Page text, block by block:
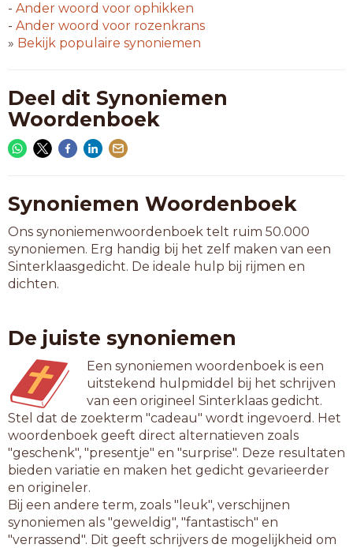
- Ander woord voor ophikken
- Ander woord voor rozenkrans
» Bekijk populaire synoniemen
Deel dit Synoniemen
Woordenboek
Synoniemen Woordenboek
Ons synoniemenwoordenboek telt ruim 50.000
synoniemen. Erg handig bij het zelf maken van een
Sinterklaasgedicht. De ideale hulp bij rijmen en
dichten.
De juiste synoniemen
Een synoniemen woordenboek is een
uitstekend hulpmiddel bij het schrijven
van een origineel Sinterklaas gedicht.
Stel dat de zoekterm "cadeau" wordt ingevoerd. Het
woordenboek geeft direct alternatieven zoals
"geschenk", "presentje" en "surprise". Deze resultaten
bieden variatie en maken het gedicht gevarieerder
en origineler.
Bij een andere term, zoals "leuk", verschijnen
synoniemen als "geweldig", "fantastisch" en
"verrassend". Dit geeft schrijvers de mogelijkheid om